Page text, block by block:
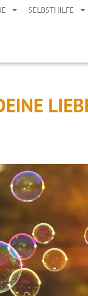
SELBSTHILFE